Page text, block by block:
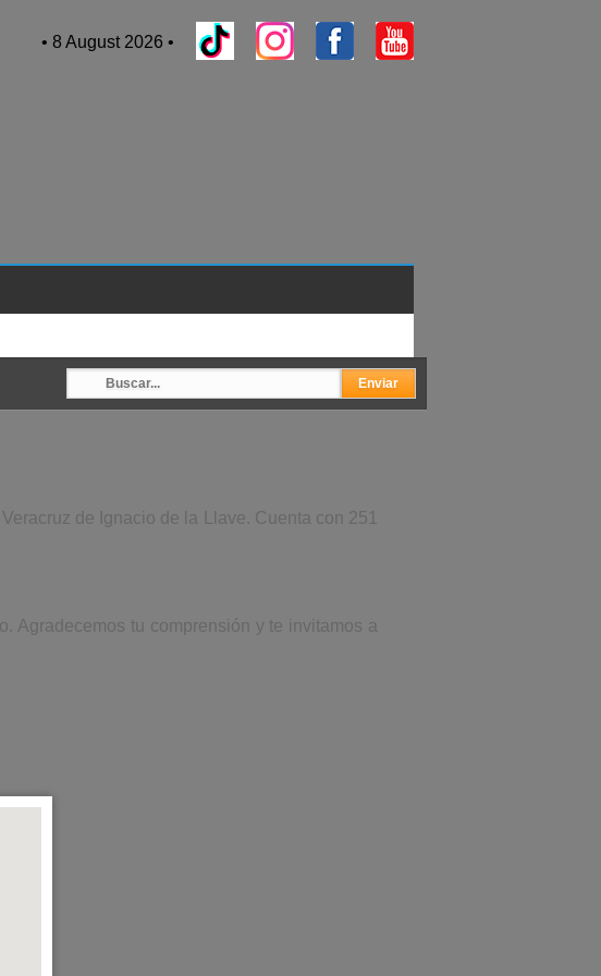
• 8 August 2026 •
de Ignacio de la Llave. Cuenta con 251
Agradecemos tu comprensión y te invitamos a